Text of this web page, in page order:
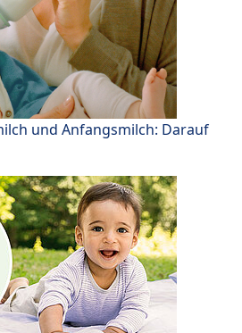
und Anfangsmilch: Darauf